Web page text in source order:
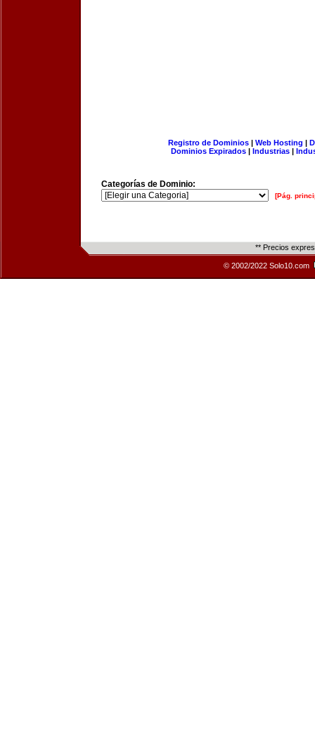
Registro de Dominios| Web Hosting |
Dominios Expirados | Industrias |
Categorías de Dominio:
[Pág.
** Precios
© 2002/2022 Solo10.com